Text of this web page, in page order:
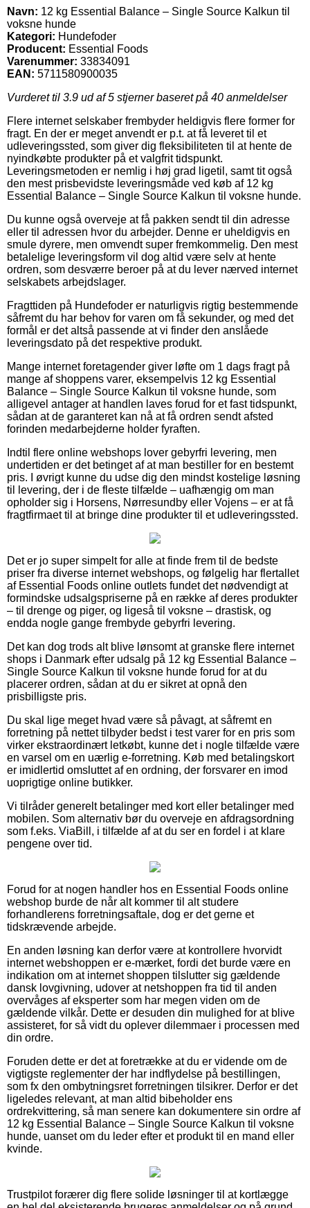
Navn: 12 kg Essential Balance – Single Source Kalkun til
voksne hunde
Kategori: Hundefoder
Producent: Essential Foods
Varenummer: 33834091
EAN: 5711580900035
Vurderet til 3.9 ud af 5 stjerner baseret på 40 anmeldelser
Flere internet selskaber frembyder heldigvis flere former for
fragt. En der er meget anvendt er p.t. at få leveret til et
udleveringssted, som giver dig fleksibiliteten til at hente de
nyindkøbte produkter på et valgfrit tidspunkt.
Leveringsmetoden er nemlig i høj grad ligetil, samt tit også
den mest prisbevidste leveringsmåde ved køb af 12 kg
Essential Balance – Single Source Kalkun til voksne hunde.
Du kunne også overveje at få pakken sendt til din adresse
eller til adressen hvor du arbejder. Denne er uheldigvis en
smule dyrere, men omvendt super fremkommelig. Den mest
betalelige leveringsform vil dog altid være selv at hente
ordren, som desværre beroer på at du lever nærved internet
selskabets arbejdslager.
Fragttiden på Hundefoder er naturligvis rigtig bestemmende
såfremt du har behov for varen om få sekunder, og med det
formål er det altså passende at vi finder den anslåede
leveringsdato på det respektive produkt.
Mange internet foretagender giver løfte om 1 dags fragt på
mange af shoppens varer, eksempelvis 12 kg Essential
Balance – Single Source Kalkun til voksne hunde, som
alligevel antager at handlen laves forud for et fast tidspunkt,
sådan at de garanteret kan nå at få ordren sendt afsted
forinden medarbejderne holder fyraften.
Indtil flere online webshops lover gebyrfri levering, men
undertiden er det betinget af at man bestiller for en bestemt
pris. I øvrigt kunne du udse dig den mindst kostelige løsning
til levering, der i de fleste tilfælde – uafhængig om man
opholder sig i Horsens, Nørresundby eller Vojens – er at få
fragtfirmaet til at bringe dine produkter til et udleveringssted.
Det er jo super simpelt for alle at finde frem til de bedste
priser fra diverse internet webshops, og følgelig har flertallet
af Essential Foods online outlets fundet det nødvendigt at
formindske udsalgspriserne på en række af deres produkter
– til drenge og piger, og ligeså til voksne – drastisk, og
endda nogle gange frembyde gebyrfri levering.
Det kan dog trods alt blive lønsomt at granske flere internet
shops i Danmark efter udsalg på 12 kg Essential Balance –
Single Source Kalkun til voksne hunde forud for at du
placerer ordren, sådan at du er sikret at opnå den
prisbilligste pris.
Du skal lige meget hvad være så påvagt, at såfremt en
forretning på nettet tilbyder bedst i test varer for en pris som
virker ekstraordinært letkøbt, kunne det i nogle tilfælde være
en varsel om en uærlig e-forretning. Køb med betalingskort
er imidlertid omsluttet af en ordning, der forsvarer en imod
uoprigtige online butikker.
Vi tilråder generelt betalinger med kort eller betalinger med
mobilen. Som alternativ bør du overveje en afdragsordning
som f.eks. ViaBill, i tilfælde af at du ser en fordel i at klare
pengene over tid.
Forud for at nogen handler hos en Essential Foods online
webshop burde de når alt kommer til alt studere
forhandlerens forretningsaftale, dog er det gerne et
tidskrævende arbejde.
En anden løsning kan derfor være at kontrollere hvorvidt
internet webshoppen er e-mærket, fordi det burde være en
indikation om at internet shoppen tilslutter sig gældende
dansk lovgivning, udover at netshoppen fra tid til anden
overvåges af eksperter som har megen viden om de
gældende vilkår. Dette er desuden din mulighed for at blive
assisteret, for så vidt du oplever dilemmaer i processen med
din ordre.
Foruden dette er det at foretrække at du er vidende om de
vigtigste reglementer der har indflydelse på bestillingen,
som fx den ombytningsret forretningen tilsikrer. Derfor er det
ligeledes relevant, at man altid bibeholder ens
ordrekvittering, så man senere kan dokumentere sin ordre af
12 kg Essential Balance – Single Source Kalkun til voksne
hunde, uanset om du leder efter et produkt til en mand eller
kvinde.
Trustpilot forærer dig flere solide løsninger til at kortlægge